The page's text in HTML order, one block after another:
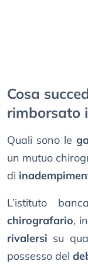
Cosa
rimborsato
Quali sono le
un mutuo
di
L’istituto
chirografario,
rivalersi su
possesso del